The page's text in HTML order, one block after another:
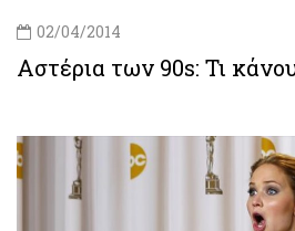
02/04/2014
Αστέρια των 90s: Τι